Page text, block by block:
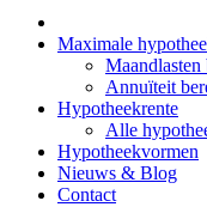
Maximale
Maandlasten
Annuïteit
Hypotheekrente
Alle
Hypotheekvormen
Nieuws & Blog
Contact